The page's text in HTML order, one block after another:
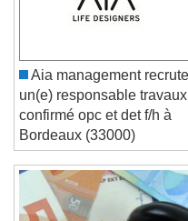
Font Family
Reset
Done
Close Modal Dialog
End of dialog window.
Aia management recrute
un(e) responsable travaux
confirmé opc et det f/h à
Bordeaux (33000)